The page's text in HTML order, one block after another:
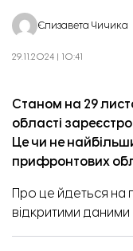
Єлизавета Чичика
29.11.2024 | 10:41
Станом на 29
області
Це чи не
прифронтових
Про це йдеться на
відкритими